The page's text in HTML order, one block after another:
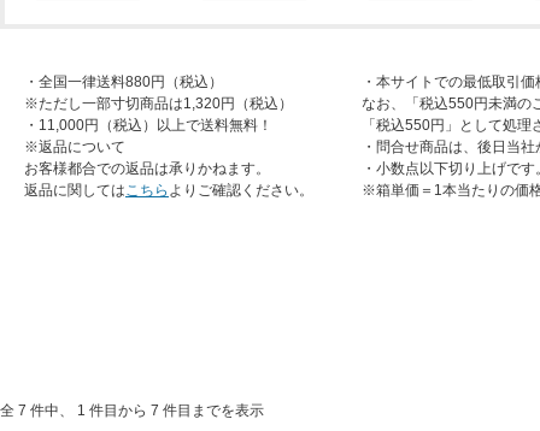
・全国一律送料880円（税込）
※ただし一部寸切商品は1,320円（税込）
・11,000円（税込）以上で送料無料！
※返品について
お客様都合での返品は承りかねます。
返品に関してはこちら よりご確認ください。
・本サイトでの最低取引
なお、「税込550円未満の
「税込550円」として処
・問合せ商品は、後日当
・小数点以下切り上げです
※箱単価＝1本当たりの価
全 7 件中、 1 件目から 7 件目までを表示